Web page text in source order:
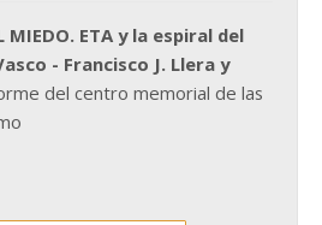
MIEDO. ETA y la espiral del
- Francisco J. Llera y
del centro memorial de las